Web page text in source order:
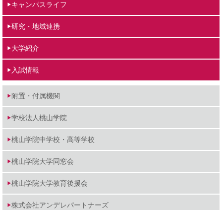
キャンパスライフ
研究・地域連携
大学紹介
入試情報
附置・付属機関
学校法人桃山学院
桃山学院中学校・高等学校
桃山学院大学同窓会
桃山学院大学教育後援会
株式会社アンデレパートナーズ